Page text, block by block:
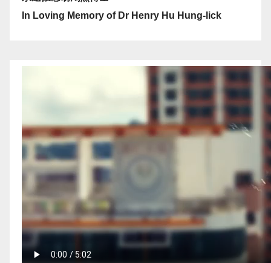
In Loving Memory of Dr Henry Hu Hung-lick